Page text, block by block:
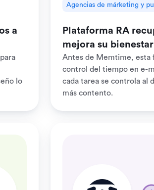
a
lo
Agencias de márketing y
Plataforma RA
mejora su bienestar
Antes de Memtime, esta
control del tiempo en e-
cada tarea se controla al
más contento.